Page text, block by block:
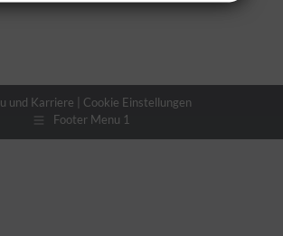
und Karriere | Cookie Einstellungen
Footer Menu 1